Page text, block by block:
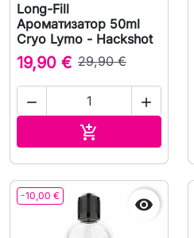
Long-Fill
Ароматизатор 50ml
Cryo Lymo - Hackshot
19,90 € 29,90 €
 

-10,00 € 